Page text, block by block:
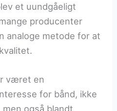
et uundgåeligt
producenter
analoge metode for at
været en
for bånd, ikke
også blandt